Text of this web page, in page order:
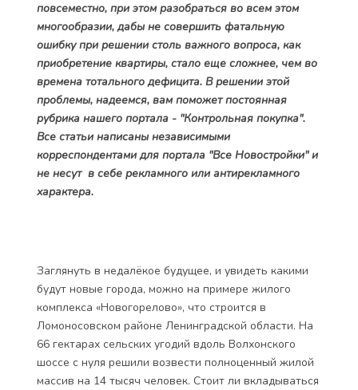
повсеместно, при этом разобраться во всем этом
многообразии, дабы не совершить фатальную
ошибку при решении столь важного вопроса, как
приобретение квартиры, стало еще сложнее, чем во
времена тотального дефицита. В решении этой
проблемы, надеемся, вам поможет постоянная
рубрика нашего портала - "Контрольная покупка".
Все статьи написаны независимыми
корреспондентами для портала "Все Новостройки" и
не несут в себе рекламного или антирекламного
характера.
Заглянуть в недалёкое будущее, и увидеть какими
будут новые города, можно на примере жилого
комплекса «Новогорелово», что строится в
Ломоносовском районе Ленинградской области. На
66 гектарах сельских угодий вдоль Волхонского
шоссе с нуля решили возвести полноценный жилой
массив на 14 тысяч человек. Стоит ли вкладываться